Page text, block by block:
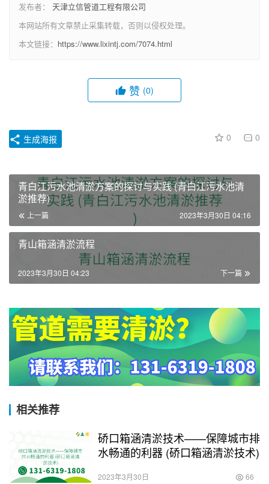
发布者： 天津立信管道工程有限公司
本网站所有文章禁止采集转载，否则以侵权处理。
本文链接： https://www.lixintj.com/7074.html
赞 (0)
0 0
生成海报
青白江污水池清淤方案的探讨与实践 (青白江污水池清
淤推荐)
上一篇 2023年3月30日 04:16
青山箱涵清淤流程
下一篇
2023年3月30日 04:23
相关推荐
硚口箱涵清淤技术——保障城市排
水畅通的利器 (硚口箱涵清淤技术)
2023年3月30日 66